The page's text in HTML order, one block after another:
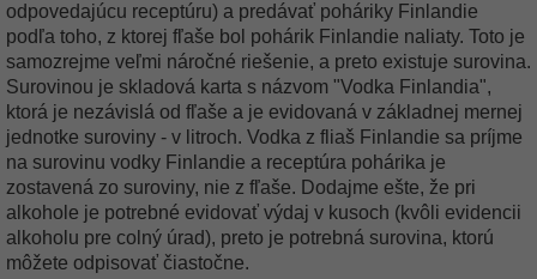
odpovedajúcu receptúru) a predávať poháriky Finlandie
podľa toho, z ktorej fľaše bol pohárik Finlandie naliaty. Toto je
samozrejme veľmi náročné riešenie, a preto existuje surovina.
Surovinou je skladová karta s názvom "Vodka Finlandia",
ktorá je nezávislá od fľaše a je evidovaná v základnej mernej
jednotke suroviny - v litroch. Vodka z fliaš Finlandie sa príjme
na surovinu vodky Finlandie a receptúra pohárika je
zostavená zo suroviny, nie z fľaše. Dodajme ešte, že pri
alkohole je potrebné evidovať výdaj v kusoch (kvôli evidencii
alkoholu pre colný úrad), preto je potrebná surovina, ktorú
môžete odpisovať čiastočne.